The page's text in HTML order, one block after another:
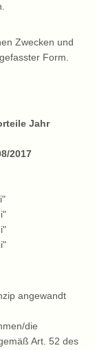
Zwecken und
Form.
Jahr
2017
angewandt
die
Art. 52 des